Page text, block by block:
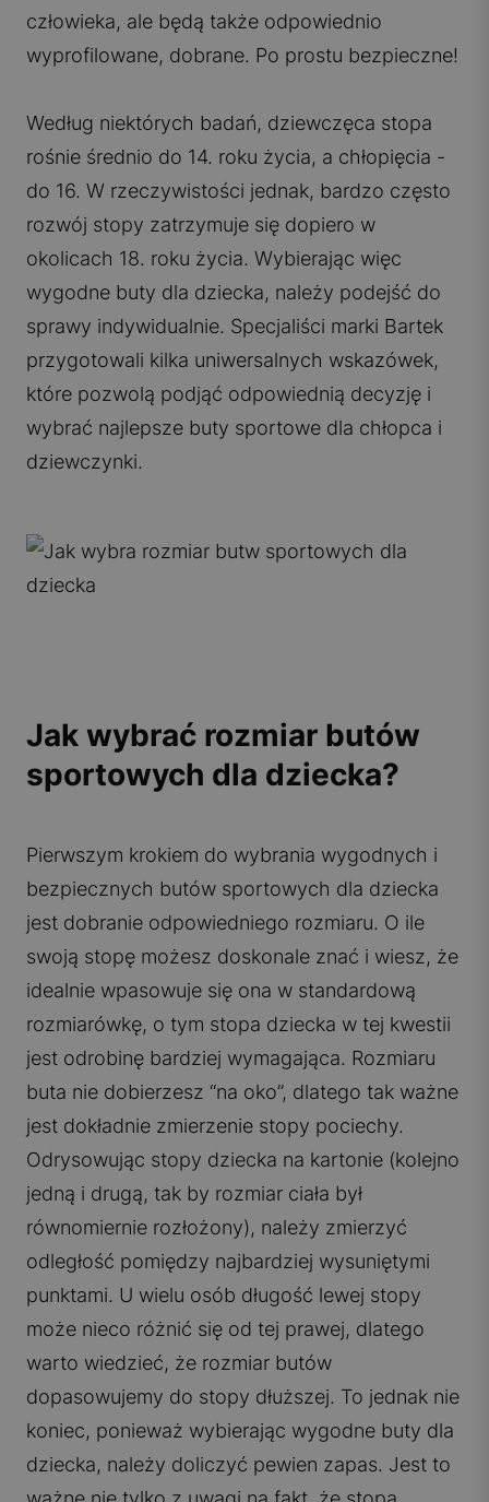
człowieka, ale będą także odpowiednio
wyprofilowane, dobrane. Po prostu bezpieczne!
Według niektórych badań, dziewczęca stopa
rośnie średnio do 14. roku życia, a chłopięcia -
do 16. W rzeczywistości jednak, bardzo często
rozwój stopy zatrzymuje się dopiero w
okolicach 18. roku życia. Wybierając więc
wygodne buty dla dziecka, należy podejść do
sprawy indywidualnie. Specjaliści marki Bartek
przygotowali kilka uniwersalnych wskazówek,
które pozwolą podjąć odpowiednią decyzję i
wybrać najlepsze buty sportowe dla chłopca i
dziewczynki.
Jak wybrać rozmiar butów
sportowych dla dziecka?
Pierwszym krokiem do wybrania wygodnych i
bezpiecznych butów sportowych dla dziecka
jest dobranie odpowiedniego rozmiaru. O ile
swoją stopę możesz doskonale znać i wiesz, że
idealnie wpasowuje się ona w standardową
rozmiarówkę, o tym stopa dziecka w tej kwestii
jest odrobinę bardziej wymagająca. Rozmiaru
buta nie dobierzesz “na oko”, dlatego tak ważne
jest dokładnie zmierzenie stopy pociechy.
Odrysowując stopy dziecka na kartonie (kolejno
jedną i drugą, tak by rozmiar ciała był
równomiernie rozłożony), należy zmierzyć
odległość pomiędzy najbardziej wysuniętymi
punktami. U wielu osób długość lewej stopy
może nieco różnić się od tej prawej, dlatego
warto wiedzieć, że rozmiar butów
dopasowujemy do stopy dłuższej. To jednak nie
koniec, ponieważ wybierając wygodne buty dla
dziecka, należy doliczyć pewien zapas. Jest to